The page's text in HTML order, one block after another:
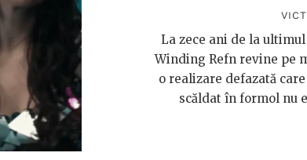
La zece ani de la
Winding Refn revine pe
o realizare defazată
scăldat în formol nu